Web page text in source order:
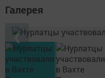
Галерея
❮